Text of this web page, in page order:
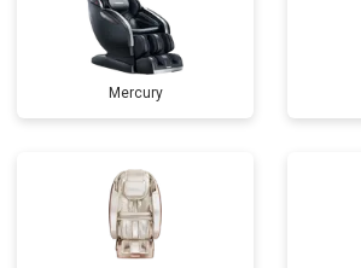
Mercury